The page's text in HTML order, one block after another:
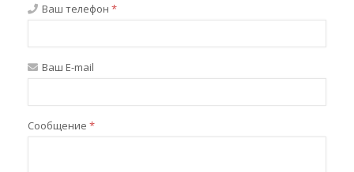
Ваш телефон *
Ваш E-mail
Сообщение *